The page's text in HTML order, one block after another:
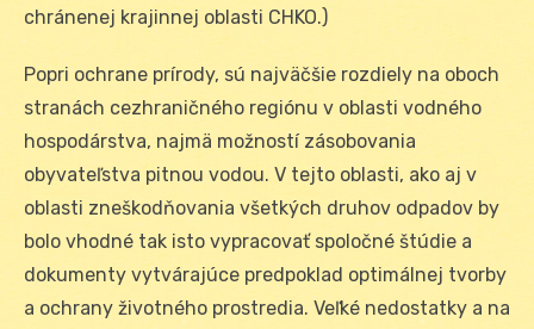
chránenej krajinnej oblasti CHKO.)
Popri ochrane prírody, sú najväčšie rozdiely na oboch
stranách cezhraničného regiónu v oblasti vodného
hospodárstva, najmä možností zásobovania
obyvateľstva pitnou vodou. V tejto oblasti, ako aj v
oblasti zneškodňovania všetkých druhov odpadov by
bolo vhodné tak isto vypracovať spoločné štúdie a
dokumenty vytvárajúce predpoklad optimálnej tvorby
a ochrany životného prostredia. Veľké nedostatky a na